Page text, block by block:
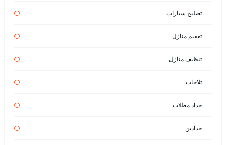
تصليح سيارات
تعقيم منازل
تنظيف منازل
ثلاجات
حداد مظلات
حدادين